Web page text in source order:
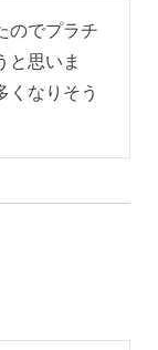
のでプラチ
と思いま
くなりそう